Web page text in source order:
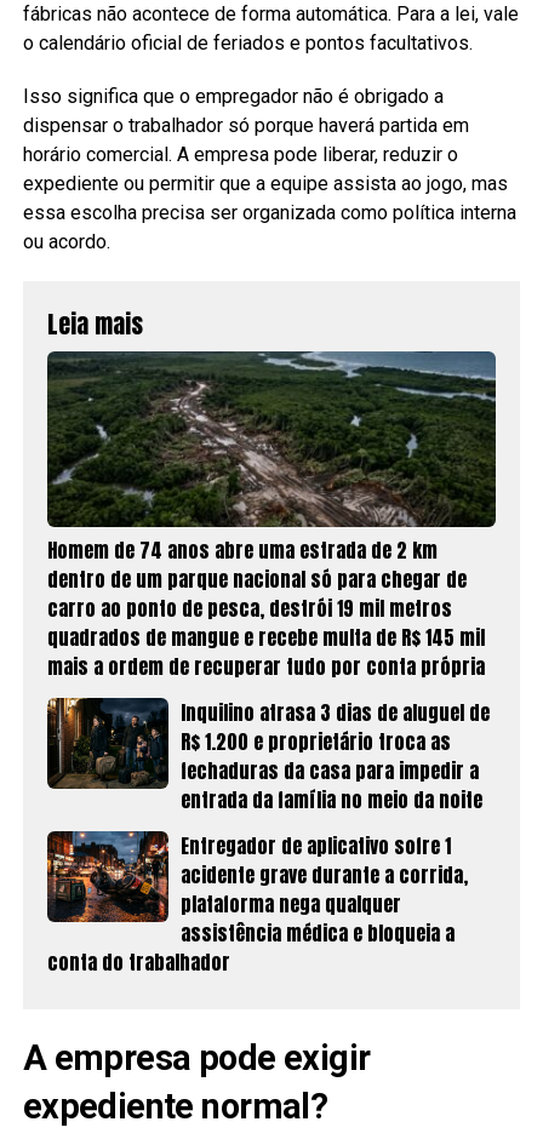
fábricas não acontece de forma automática. Para a lei, vale
o calendário oficial de feriados e pontos facultativos.
Isso significa que o empregador não é obrigado a
dispensar o trabalhador só porque haverá partida em
horário comercial. A empresa pode liberar, reduzir o
expediente ou permitir que a equipe assista ao jogo, mas
essa escolha precisa ser organizada como política interna
ou acordo.
Leia mais
Homem de 74 anos abre uma estrada de 2 km
dentro de um parque nacional só para chegar de
carro ao ponto de pesca, destrói 19 mil metros
quadrados de mangue e recebe multa de R$ 145 mil
mais a ordem de recuperar tudo por conta própria
Inquilino atrasa 3 dias de aluguel de
R$ 1.200 e proprietário troca as
fechaduras da casa para impedir a
entrada da família no meio da noite
Entregador de aplicativo sofre 1
acidente grave durante a corrida,
plataforma nega qualquer
assistência médica e bloqueia a
conta do trabalhador
A empresa pode exigir
expediente normal?